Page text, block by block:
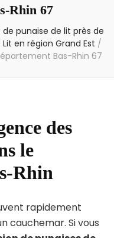
Rhin 67
punaise de lit près de
en région Grand Est /
Bas-Rhin 67
des
le
Rhin
rapidement
cauchemar. Si vous